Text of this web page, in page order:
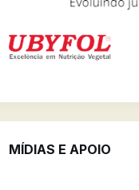
MÍDIAS E APOIO